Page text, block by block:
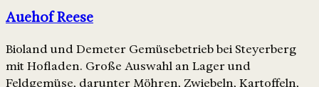
Auehof Reese
Bioland und Demeter Gemüsebetrieb bei Steyerberg
mit Hofladen. Große Auswahl an Lager und
Feldgemüse, darunter Möhren, Zwiebeln, Kartoffeln,